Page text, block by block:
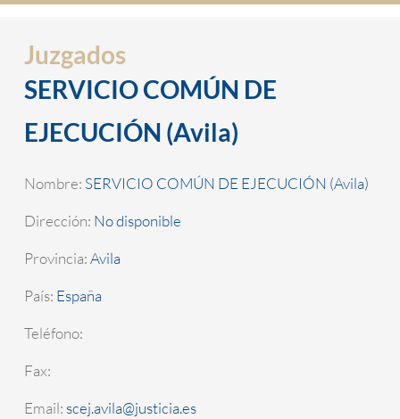
Juzgados
SERVICIO COMÚN DE
EJECUCIÓN (Avila)
Nombre: SERVICIO COMÚN DE EJECUCIÓN (Avila)
Dirección: No disponible
Provincia:Avila
País: España
Teléfono:
Fax:
Email: scej.avila@justicia.es